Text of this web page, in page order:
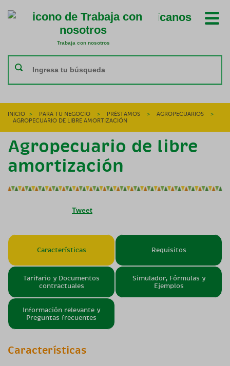
Trabaja con nosotros
Trabaja con nosotros
INICIO > PARA TU NEGOCIO > PRÉSTAMOS > AGROPECUARIOS
>
AGROPECUARIO DE LIBRE AMORTIZACIÓN
Agropecuario de libre
amortización
Tweet
Características Requisitos
Tarifario y Documentos
contractuales
Simulador, Fórmulas y
Ejemplos
Información relevante y
Preguntas frecuentes
Características